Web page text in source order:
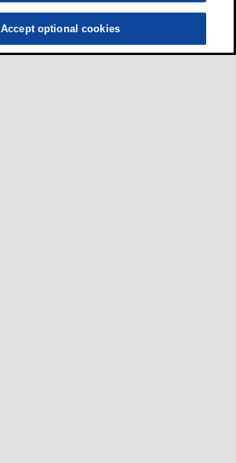
Accept optional cookies